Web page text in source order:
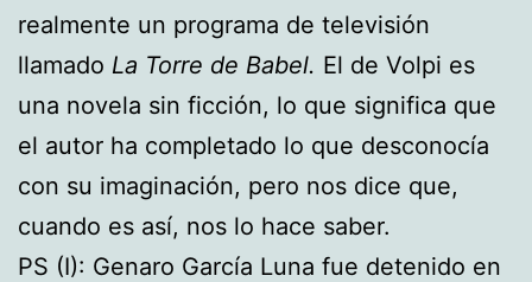
realmente un programa de televisión
llamado La Torre de Babel. El de Volpi es
una novela sin ficción, lo que significa que
el autor ha completado lo que desconocía
con su imaginación, pero nos dice que,
cuando es así, nos lo hace saber.
PS (I): Genaro García Luna fue detenido en